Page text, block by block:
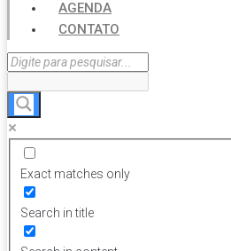
AGENDA
CONTATO
Exact matches only
Search in title